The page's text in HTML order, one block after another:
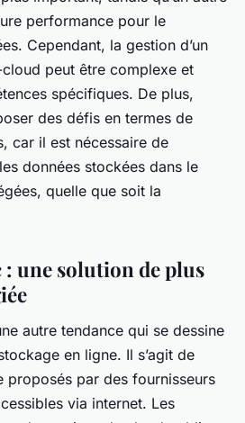
performance pour le
Cependant, la gestion d’un
peut être complexe et
spécifiques. De plus,
des défis en termes de
car il est nécessaire de
données stockées dans le
quelle que soit la
une solution de plus
autre tendance qui se dessine
en ligne. Il s’agit de
proposés par des fournisseurs
via internet. Les